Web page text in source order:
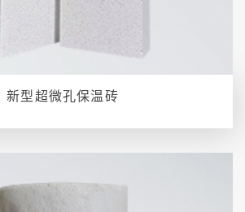
新型超微孔保温砖